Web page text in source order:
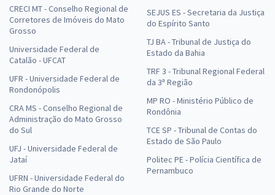
CRECI MT - Conselho Regional de
Corretores de Imóveis do Mato
Grosso
Universidade Federal de
Catalão - UFCAT
UFR - Universidade Federal de
Rondonópolis
CRA MS - Conselho Regional de
Administração do Mato Grosso
do Sul
UFJ - Universidade Federal de
Jataí
UFRN - Universidade Federal do
Rio Grande do Norte
SEJUS ES - Secretaria da Justiça
do Espírito Santo
TJ BA - Tribunal de Justiça do
Estado da Bahia
TRF 3 - Tribunal Regional Federal
da 3ª Região
MP RO - Ministério Público de
Rondônia
TCE SP - Tribunal de Contas do
Estado de São Paulo
Politec PE - Polícia Científica de
Pernambuco